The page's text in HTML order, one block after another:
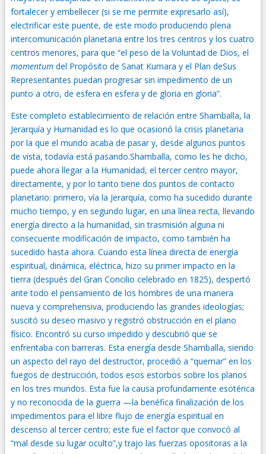
fortalecer y embellecer (si se me permite expresarlo así),
electrificar este puente, de este modo produciendo plena
intercomunicación planetaria entre los tres centros y los cuatro
centros menores, para que “el peso de la Voluntad de Dios, el
momentumdel Propósito de Sanat Kumara y el Plan deSus
Representantes puedan progresar sin impedimento de un
punto a otro, de esfera en esfera y de gloria en gloria”.
Este completo establecimiento de relación entre Shamballa, la
Jerarquía y Humanidad es lo que ocasionó la crisis planetaria
por la que el mundo acaba de pasar y, desde algunos puntos
de vista, todavía está pasando.Shamballa, como les he dicho,
puede ahora llegar a la Humanidad, el tercer centro mayor,
directamente, y por lo tanto tiene dos puntos de contacto
planetario: primero, vía la Jerarquía, como ha sucedido durante
mucho tiempo, y en segundo lugar, en una línea recta, llevando
energía directo a la humanidad, sin trasmisión alguna ni
consecuente modificación de impacto, como también ha
sucedido hasta ahora. Cuando esta línea directa de energía
espiritual, dinámica, eléctrica, hizo su primer impacto en la
tierra (después del Gran Concilio celebrado en 1825), despertó
ante todo el pensamiento de los hombres de una manera
nueva y comprehensiva, produciendo las grandes ideologías;
suscitó su deseo masivo y registró obstrucción en el plano
físico. Encontró su curso impedido y descubrió que se
enfrentaba con barreras. Esta energía desde Shamballa, siendo
un aspecto del rayo del destructor, procedió a “quemar” en los
fuegos de destrucción, todos esos estorbos sobre los planos
en los tres mundos. Esta fue la causa profundamente esotérica
y no reconocida de la guerra —la benéfica finalización de los
impedimentos para el libre flujo de energía espiritual en
descenso al tercer centro; este fue el factor que convocó al
“mal desde su lugar oculto”,y trajo las fuerzas opositoras a la